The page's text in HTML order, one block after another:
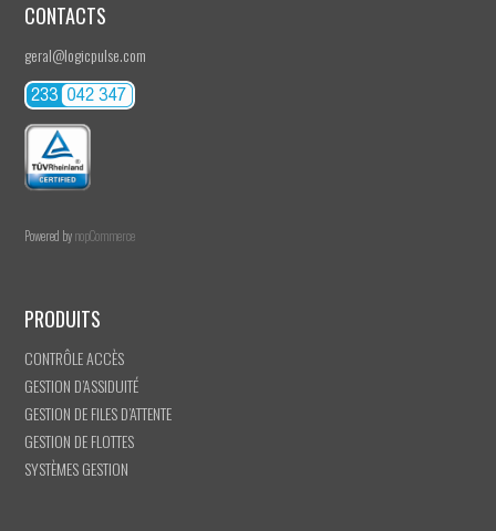
CONTACTS
geral@logicpulse.com
Powered bynopCommerce
PRODUITS
CONTRÔLE ACCÈS
GESTION D’ASSIDUITÉ
GESTION DE FILES D’ATTENTE
GESTION DE FLOTTES
SYSTÈMES GESTION